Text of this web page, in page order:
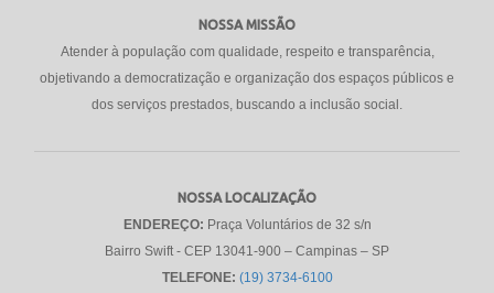
NOSSA MISSÃO
Atender à população com qualidade, respeito e transparência,
objetivando a democratização e organização dos espaços públicos e
dos serviços prestados, buscando a inclusão social.
NOSSA LOCALIZAÇÃO
ENDEREÇO: Praça Voluntários de 32 s/n
Bairro Swift - CEP 13041-900 – Campinas – SP
TELEFONE: (19) 3734-6100